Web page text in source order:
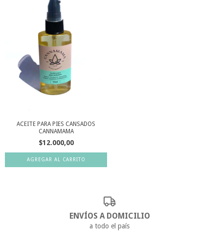
ACEITE PARA PIES CANSADOS
CANNAMAMA
$12.000,00
ENVÍOS A DOMICILIO
a todo el país